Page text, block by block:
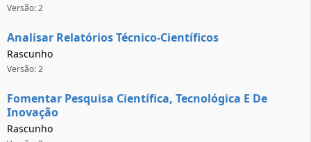
Versão: 2
Analisar Relatórios Técnico-Científicos
Rascunho
Versão: 2
Fomentar Pesquisa Científica, Tecnológica E De
Inovação
Rascunho